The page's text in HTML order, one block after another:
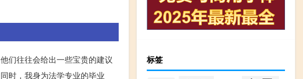
们往往会给出一些宝贵的建议
时，我身为法学专业的毕业
标签